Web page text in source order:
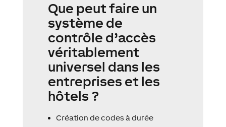
Que peut faire un
système de
contrôle d’accès
véritablement
universel dans les
entreprises et les
hôtels ?
Création de codes à durée